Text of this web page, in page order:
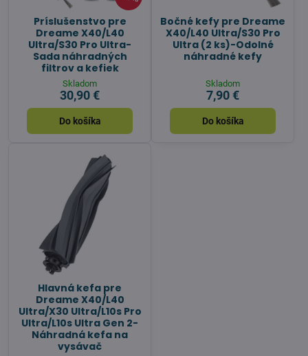
Príslušenstvo pre
Dreame X40/L40
Ultra/S30 Pro Ultra-
Sada náhradných
filtrov a kefiek
Skladom
30,90 €
Do košíka
Bočné kefy pre Dreame
X40/L40 Ultra/S30 Pro
Ultra (2 ks)-Odolné
náhradné kefy
Skladom
7,90 €
Do košíka
Hlavná kefa pre
Dreame X40/L40
Ultra/X30 Ultra/L10s Pro
Ultra/L10s Ultra Gen 2-
Náhradná kefa na
vysávač